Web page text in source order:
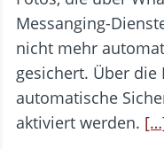
Messanging-
nicht mehr
gesichert. Über
automatische
aktiviert werden.